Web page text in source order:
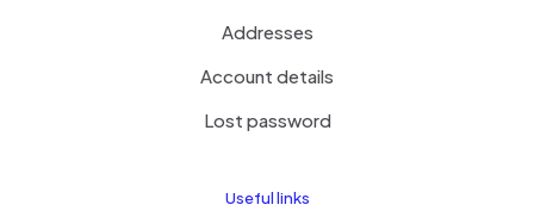
Addresses
Account details
Lost password
Useful links